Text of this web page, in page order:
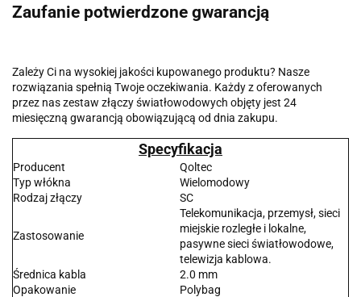
Zaufanie potwierdzone gwarancją
Zależy Ci na wysokiej jakości kupowanego produktu? Nasze
rozwiązania spełnią Twoje oczekiwania. Każdy z oferowanych
przez nas zestaw złączy światłowodowych objęty jest 24
miesięczną gwarancją obowiązującą od dnia zakupu.
Specyfikacja
Producent
Qoltec
Typ włókna
Wielomodowy
Rodzaj złączy
SC
Zastosowanie
Telekomunikacja, przemysł, sieci
miejskie rozległe i lokalne,
pasywne sieci światłowodowe,
telewizja kablowa.
Średnica kabla
2.0 mm
Opakowanie
Polybag